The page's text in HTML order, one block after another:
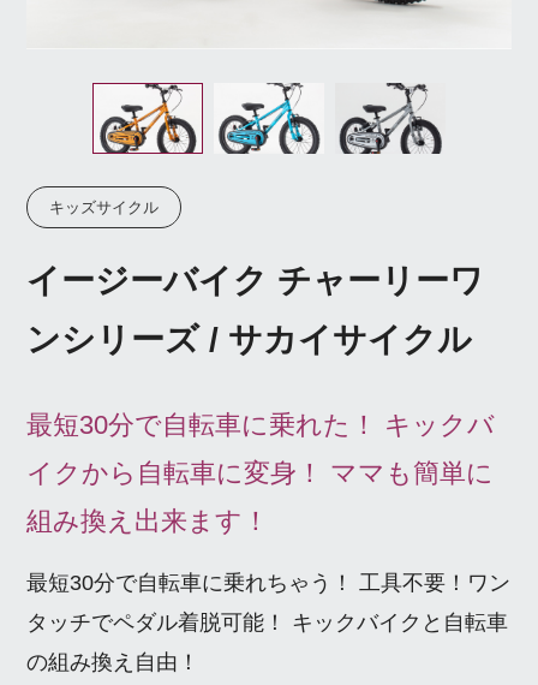
キッズサイクル
イージーバイク チャーリーワ
ンシリーズ / サカイサイクル
最短30分で自転車に乗れた！ キックバ
イクから自転車に変身！ ママも簡単に
組み換え出来ます！
最短30分で自転車に乗れちゃう！ 工具不要！ワン
タッチでペダル着脱可能！ キックバイクと自転車
の組み換え自由！